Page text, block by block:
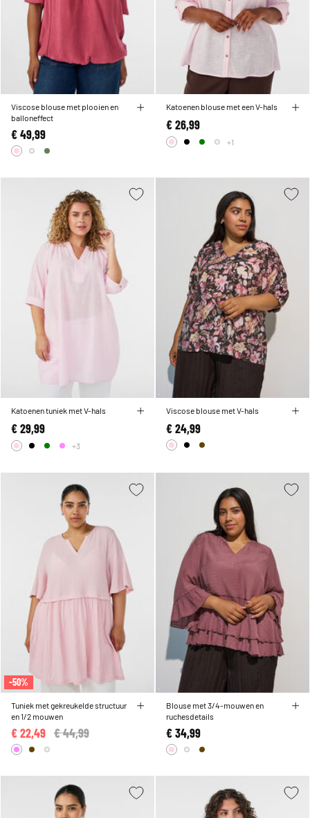
Viscose blouse met plooien en
balloneffect
€ 49,99
Katoenen blouse met een V-hals
€ 26,99
+1
Katoenen tuniek met V-hals
€ 29,99
+3
Viscose blouse met V-hals
€ 24,99
-50%
Tuniek met gekreukelde structuur
en 1/2 mouwen
Price reduced from
€ 44,99
€ 22,49
Blouse met 3/4-mouwen en
ruchesdetails
€ 34,99